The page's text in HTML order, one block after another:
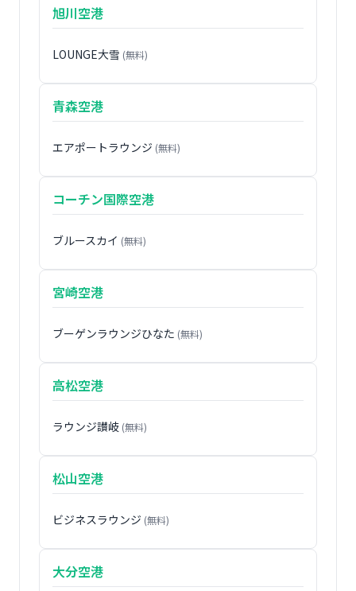
旭川空港
LOUNGE大雪 (無料)
青森空港
エアポートラウンジ (無料)
コーチン国際空港
ブルースカイ (無料)
宮崎空港
ブーゲンラウンジひなた (無料)
高松空港
ラウンジ讃岐 (無料)
松山空港
ビジネスラウンジ (無料)
大分空港